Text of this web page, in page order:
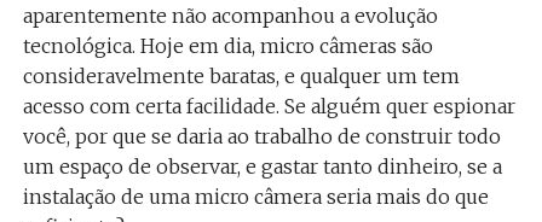
aparentemente não acompanhou a evolução
tecnológica. Hoje em dia, micro câmeras são
consideravelmente baratas, e qualquer um tem
acesso com certa facilidade. Se alguém quer espionar
você, por que se daria ao trabalho de construir todo
um espaço de observar, e gastar tanto dinheiro, se a
instalação de uma micro câmera seria mais do que